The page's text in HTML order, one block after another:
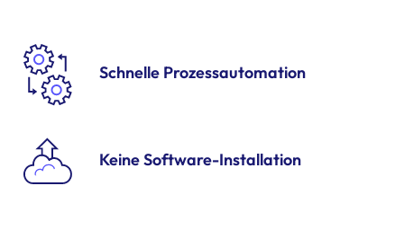
Schnelle Prozessautomation
Keine Software-Installation